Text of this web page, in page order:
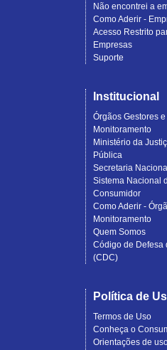
Não encontrei a
Como Aderir -
Acesso Restrito
Empresas
Suporte
Institucional
Órgãos Gestores e
Monitoramento
Ministério da
Pública
Secretaria
Sistema Nacional
Consumidor
Como Aderir -
Monitoramento
Quem Somos
Código de Defesa
(CDC)
Política de
Termos de Uso
Conheça o
Orientações de